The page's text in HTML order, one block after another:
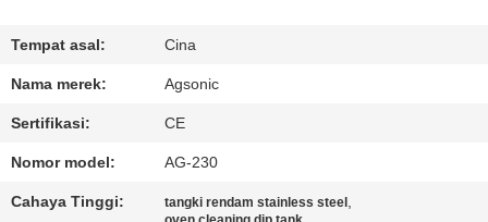
PABRIK
KONTROL
KUALITAS
Tempat asal: Cina
Nama merek: Agsonic
Sertifikasi: CE
Nomor model: AG-230
Cahaya Tinggi: tangki rendam stainless steel ,